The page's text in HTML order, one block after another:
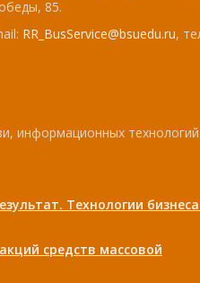
85.
RR_BusService@bsuedu.ru,
информационных
Технологии
средств массовой